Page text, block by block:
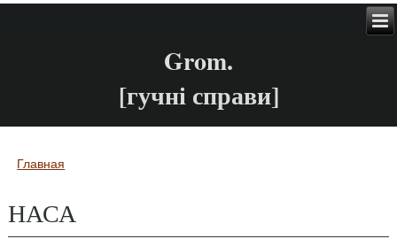
Grom.
[гучні справи]
Вы здесь
Главная
НАСА